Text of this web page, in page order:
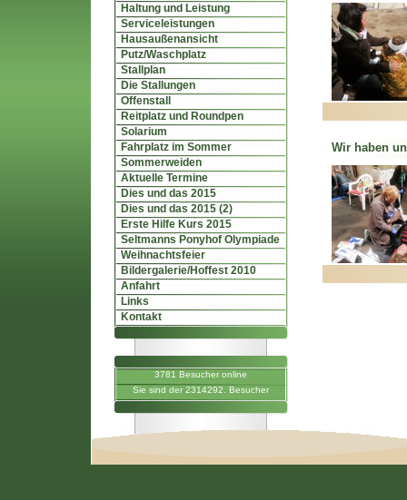
Haltung und Leistung
Serviceleistungen
Hausaußenansicht
Putz/Waschplatz
Stallplan
Die Stallungen
Offenstall
Reitplatz und Roundpen
Solarium
Fahrplatz im Sommer
Sommerweiden
Aktuelle Termine
Dies und das 2015
Dies und das 2015 (2)
Erste Hilfe Kurs 2015
Seltmanns Ponyhof Olympiade
Weihnachtsfeier
Bildergalerie/Hoffest 2010
Anfahrt
Links
Kontakt
3781 Besucher online
Sie sind der 2314292. Besucher
Wir haben